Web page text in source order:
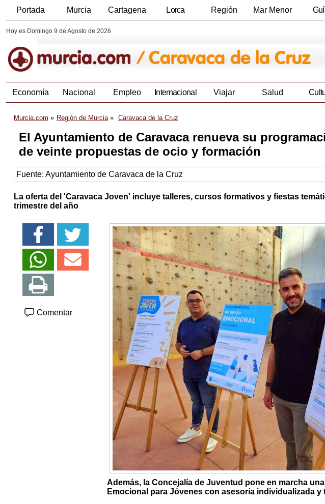
Portada Murcia Cartagena Lorca Región Mar Menor
Hoy es Domingo 9 de Agosto de 2026
Economía Nacional Empleo Internacional Viajar Salud
Murcia.com Región de Murcia Caravaca de la Cruz
El Ayuntamiento de Caravaca renueva su
de veinte propuestas de ocio y formación
Fuente: Ayuntamiento de Caravaca de la Cruz
La oferta del 'Caravaca Joven' incluye talleres, cursos formativos y fiestas
trimestre del año
Comentar
Además, la Concejalía de Juventud pone en marcha
Emocional para Jóvenes con asesoría individualizada y